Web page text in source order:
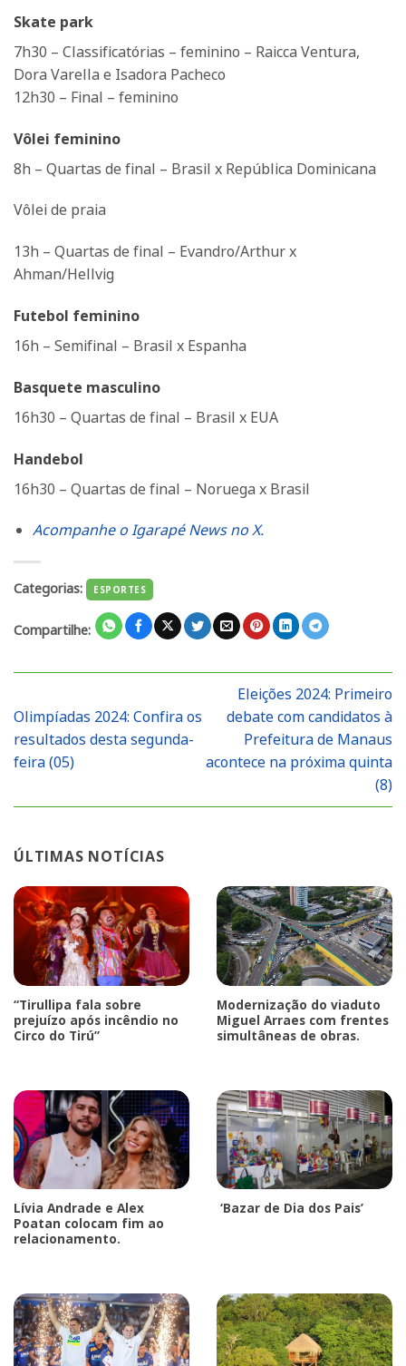
Skate park
7h30 – Classificatórias – feminino – Raicca Ventura,
Dora Varella e Isadora Pacheco
12h30 – Final – feminino
Vôlei feminino
8h – Quartas de final – Brasil x República Dominicana
Vôlei de praia
13h – Quartas de final – Evandro/Arthur x
Ahman/Hellvig
Futebol feminino
16h – Semifinal – Brasil x Espanha
Basquete masculino
16h30 – Quartas de final – Brasil x EUA
Handebol
16h30 – Quartas de final – Noruega x Brasil
Acompanhe o Igarapé News no X.
Categorias: ESPORTES
Compartilhe:
Olimpíadas 2024: Confira os
resultados desta segunda-
feira (05)
Eleições 2024: Primeiro
debate com candidatos à
Prefeitura de Manaus
acontece na próxima quinta
(8)
ÚLTIMAS NOTÍCIAS
“Tirullipa fala sobre
prejuízo após incêndio no
Circo do Tirú”
Modernização do viaduto
Miguel Arraes com frentes
simultâneas de obras.
Lívia Andrade e Alex
Poatan colocam fim ao
relacionamento.
‘Bazar de Dia dos Pais’